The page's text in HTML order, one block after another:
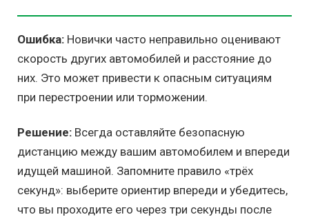
Ошибка: Новички часто неправильно оценивают
скорость других автомобилей и расстояние до
них. Это может привести к опасным ситуациям
при перестроении или торможении.
Решение: Всегда оставляйте безопасную
дистанцию между вашим автомобилем и впереди
идущей машиной. Запомните правило «трёх
секунд»: выберите ориентир впереди и убедитесь,
что вы проходите его через три секунды после